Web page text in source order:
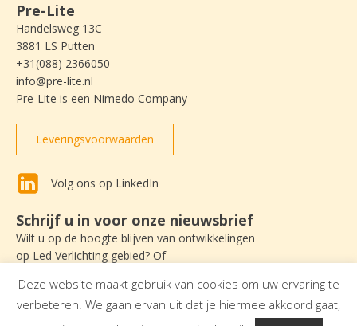
Pre-Lite
Handelsweg 13C
3881 LS Putten
+31(088) 2366050
info@pre-lite.nl
Pre-Lite is een Nimedo Company
Leveringsvoorwaarden
Volg ons op LinkedIn
Schrijf u in voor onze nieuwsbrief
Wilt u op de hoogte blijven van ontwikkelingen
op Led Verlichting gebied? Of
in om onze nieuwsbrief te ontvangen.
Deze website maakt gebruik van cookies om uw ervaring te
verbeteren. We gaan ervan uit dat je hiermee akkoord gaat,